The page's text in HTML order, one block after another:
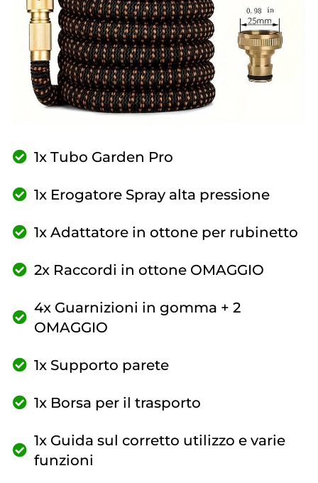
1x Tubo Garden Pro
1x Erogatore Spray alta pressione
1x Adattatore in ottone per rubinetto
2x Raccordi in ottone OMAGGIO
4x Guarnizioni in gomma + 2
OMAGGIO
1x Supporto parete
1x Borsa per il trasporto
1x Guida sul corretto utilizzo e varie
funzioni